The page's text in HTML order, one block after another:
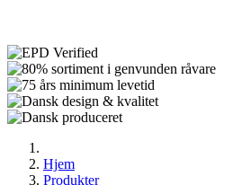
Hjem
Produkter